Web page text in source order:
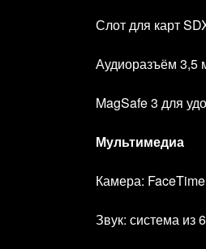
Слот для карт
Аудиоразъём 3,5
MagSafe 3 для
Мультимедиа
Камера:
Звук: система из